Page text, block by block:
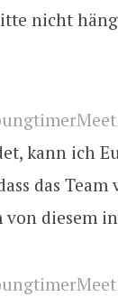
nicht
kann ich
das
diesem